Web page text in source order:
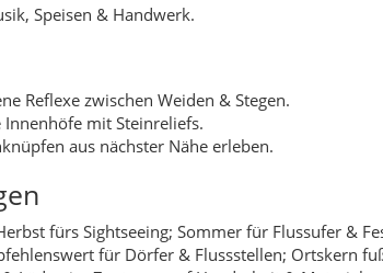
ırmak geceleri bir türkü gibi akar, yolculuk
halıya başlamadan dua ederek bereket diler,
gecelerinde minareden yayılan ışığın kaybolan
geceleyin eski tüccarların ve
in Bünyan